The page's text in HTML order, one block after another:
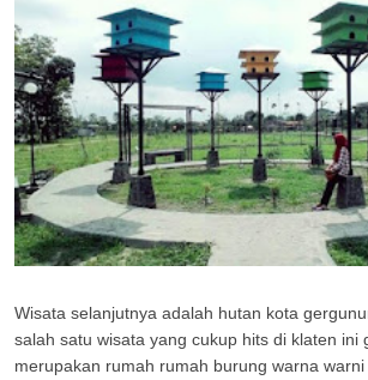
Wisata selanjutnya adalah hutan kota
salah satu wisata yang cukup hits di klaten ini
merupakan rumah rumah burung warna